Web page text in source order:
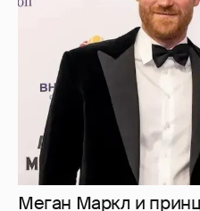
Внучка Никиты
мужем и сыном